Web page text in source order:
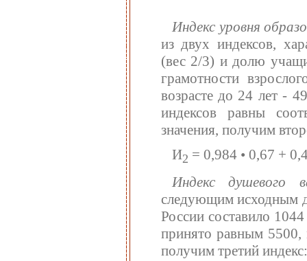
Индекс уровня
из двух индексов,
(вес 2/3) и долю
грамотности
возрасте до 24 лет -
индексов равны
значения, получим
И2 = 0,984 • 0,67 +
Индекс душевого
следующим исходным
России составило
принято равным
получим третий индекс: